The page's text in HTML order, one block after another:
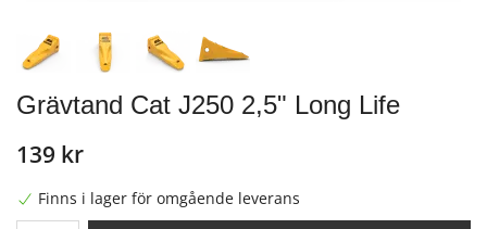
Grävtand Cat J250 2,5" Long Life
139 kr
Finns i lager för omgående leverans